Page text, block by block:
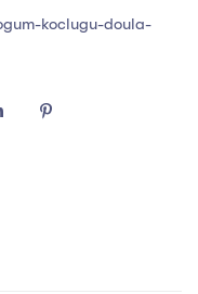
koclugu-doula-